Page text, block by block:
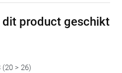
dit product geschikt
(20 > 26)